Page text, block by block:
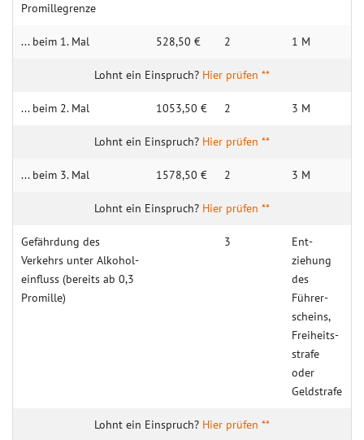
Promille­grenze
... beim 1. Mal 528,50 € 2 1 M
Hier prüfen **
... beim 2. Mal 1053,50 € 2 3 M
Hier prüfen **
... beim 3. Mal 1578,50 € 2 3 M
Hier prüfen **
Gefähr­dung des
Verkehrs unter Alkohol­
einfluss (bereits ab 0,3
Promille)
3
Ent­
ziehung
des
Führer­
scheins,
Freiheits­
strafe
oder
Geld­strafe
Hier prüfen **